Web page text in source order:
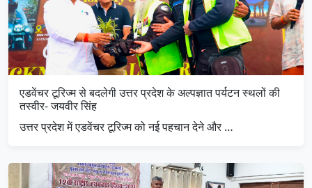
एडवेंचर टूरिज्म से बदलेगी उत्तर प्रदेश के अल्पज्ञात पर्यटन स्थलों की
तस्वीर- जयवीर सिंह
उत्तर प्रदेश में एडवेंचर टूरिज्म को नई पहचान देने और …